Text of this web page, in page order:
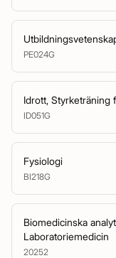
PE024G
Idrott, Styrketräning
ID051G
Fysiologi
BI218G
Biomedicinska
Laboratoriemedicin
20252